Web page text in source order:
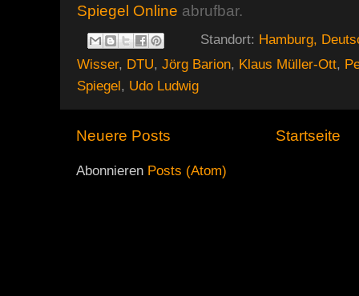
Spiegel Online abrufbar.
Standort: Hamburg,
Wisser, DTU, Jörg Barion, Klaus Müller-Ott,
Spiegel, Udo Ludwig
Neuere Posts Startseite
Abonnieren Posts (Atom)